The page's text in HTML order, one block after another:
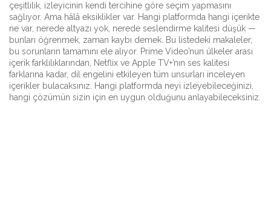
çeşitlilik, izleyicinin kendi tercihine göre seçim yapmasını
sağlıyor. Ama hâlâ eksiklikler var. Hangi platformda hangi içerikte
ne var, nerede altyazı yok, nerede seslendirme kalitesi düşük —
bunları öğrenmek, zaman kaybı demek. Bu listedeki makaleler,
bu sorunların tamamını ele alıyor. Prime Video’nun ülkeler arası
içerik farklılıklarından, Netflix ve Apple TV+’nın ses kalitesi
farklarına kadar, dil engelini etkileyen tüm unsurları inceleyen
içerikler bulacaksınız. Hangi platformda neyi izleyebileceğinizi,
hangi çözümün sizin için en uygun olduğunu anlayabileceksiniz.